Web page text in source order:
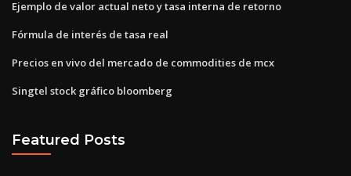
Ejemplo de valor actual neto y tasa interna de retorno
Fórmula de interés de tasa real
Precios en vivo del mercado de commodities de mcx
Singtel stock gráfico bloomberg
Featured Posts